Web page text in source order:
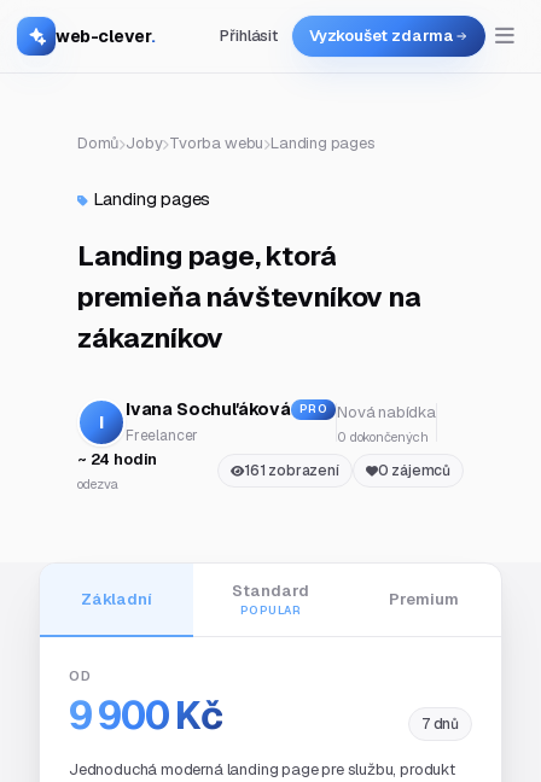
web-clever. Přihlásit Vyzkoušet zdarma
Domů Joby Tvorba webu Landing pages
Landing pages
Landing page, ktorá
premieňa návštevníkov na
zákazníkov
I
Ivana Sochuľáková PRO
Freelancer
Nová nabídka
0 dokončených
~ 24 hodin
odezva
161 zobrazení 0 zájemců
Základní Standard
POPULAR
Premium
OD
9 900 Kč 7 dnů
Jednoduchá moderná landing page pre službu, produkt